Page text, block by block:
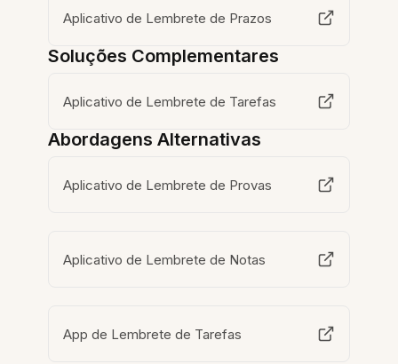
Aplicativo de Lembrete de Prazos
Soluções Complementares
Aplicativo de Lembrete de Tarefas
Abordagens Alternativas
Aplicativo de Lembrete de Provas
Aplicativo de Lembrete de Notas
App de Lembrete de Tarefas